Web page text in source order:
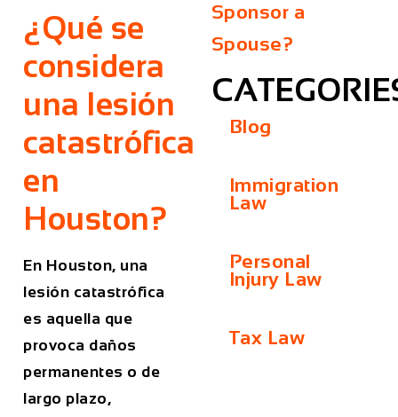
¿Qué se
considera
una lesión
catastrófica
en
Houston?
En Houston, una
lesión catastrófica
es aquella que
provoca daños
permanentes o de
largo plazo,
Sponsor a
Spouse?
Blog
Immigration
Law
Personal
Injury Law
Tax Law